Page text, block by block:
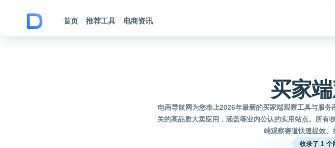
首页
推荐工具 电商资讯
买家
电商导航网为您奉上2026年最新的买家端观察工具与服
关的高品质大卖应用，涵盖等业内公认的实用站点。所有
端观察赛道快速提效、
收录了 1 个